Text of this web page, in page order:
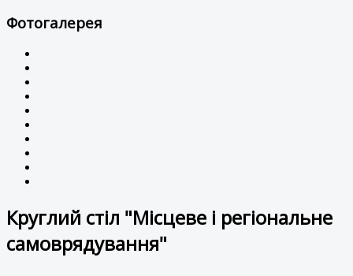
Фотогалерея
Круглий стіл "Місцеве і регіональне
самоврядування"